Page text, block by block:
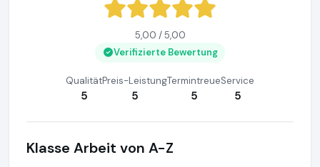
5,00 / 5,00
Verifizierte Bewertung
Qualität
5
Preis-Leistung
5
Termintreue
5
Service
5
Klasse Arbeit von A-Z